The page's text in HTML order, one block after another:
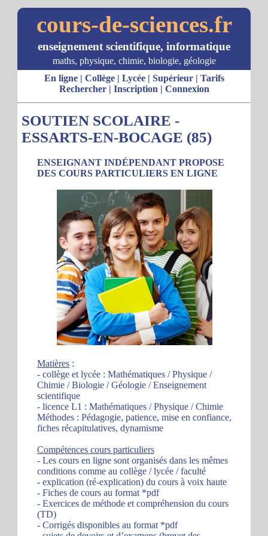
cours-de-sciences.fr
enseignement scientifique, informatique
maths, physique, chimie, biologie, géologie
En ligne| Collège| Lycée| Supérieur| Tarifs
Rechercher| Inscription | Connexion
SOUTIEN SCOLAIRE -
ESSARTS-EN-BOCAGE (85)
ENSEIGNANT INDÉPENDANT PROPOSE
DES COURS PARTICULIERS EN LIGNE
Matières :
- collège et lycée : Mathématiques / Physique /
Chimie / Biologie / Géologie / Enseignement
scientifique
- licence L1 : Mathématiques / Physique / Chimie
Méthodes : Pédagogie, patience, mise en confiance,
fiches récapitulatives, dynamisme
Compétences cours particuliers
- Les cours en ligne sont organisés dans les mêmes
conditions comme au collège / lycée / faculté
- explication (ré-explication) du cours à voix haute
- Fiches de cours au format *pdf
- Exercices de méthode et compréhension du cours
(TD)
- Corrigés disponibles au format *pdf